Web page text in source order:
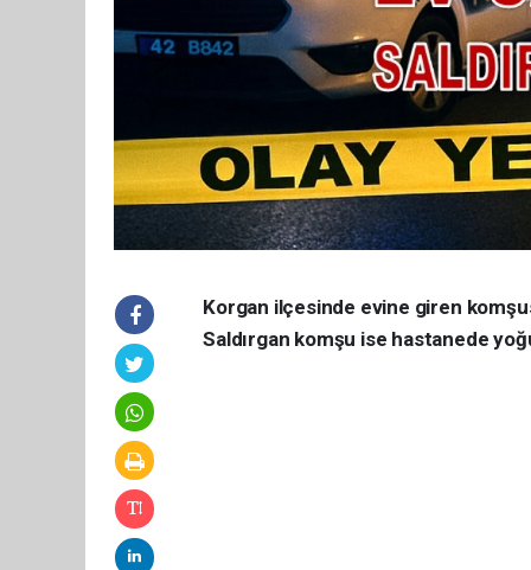
Korgan ilçesinde evine giren
Saldırgan komşu ise hastanede